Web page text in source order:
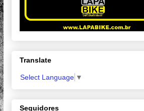
Translate
Select Language ▼
Seguidores